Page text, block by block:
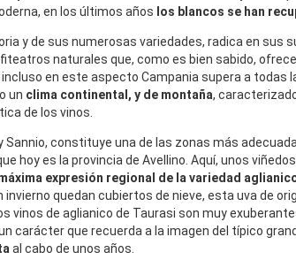
en los últimos años los blancos se han
y de sus numerosas variedades, radica en sus
naturales que, como es bien sabido,
incluso en este aspecto Campania supera a todas
un clima continental, y de montaña,
de los vinos.
constituye una de las zonas más
hoy es la provincia de Avellino. Aquí, unos
expresión regional de la variedad
quedan cubiertos de nieve, esta uva de
vinos de aglianico de Taurasi son muy
carácter que recuerda a la imagen del típico
al cabo de unos años.